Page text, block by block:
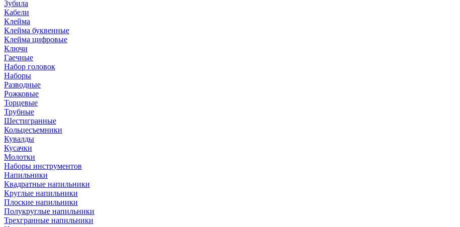
Зубила
Кабели
Клейма
Клейма буквенные
Клейма цифровые
Ключи
Гаечные
Набор головок
Наборы
Разводные
Рожковые
Торцевые
Трубные
Шестигранные
Кольцесъемники
Кувалды
Кусачки
Молотки
Наборы инструментов
Напильники
Квадратные напильники
Круглые напильники
Плоские напильники
Полукруглые напильники
Трехгранные напильники